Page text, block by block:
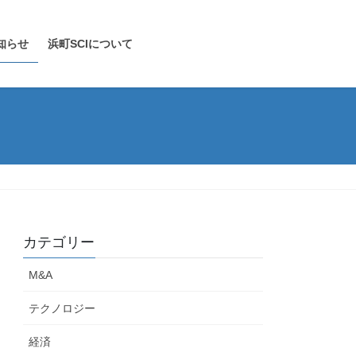
らせ 浜町SCIについて
カテゴリー
M&A
テクノロジー
経済